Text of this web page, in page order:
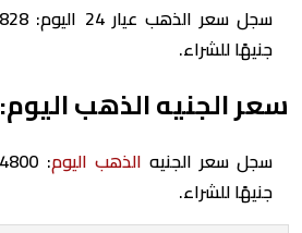
جنيهًا للشراء.
سعر الجنيه الذهب اليوم:
سجل سعر الجنيه الذهب اليوم
جنيهًا للشراء.